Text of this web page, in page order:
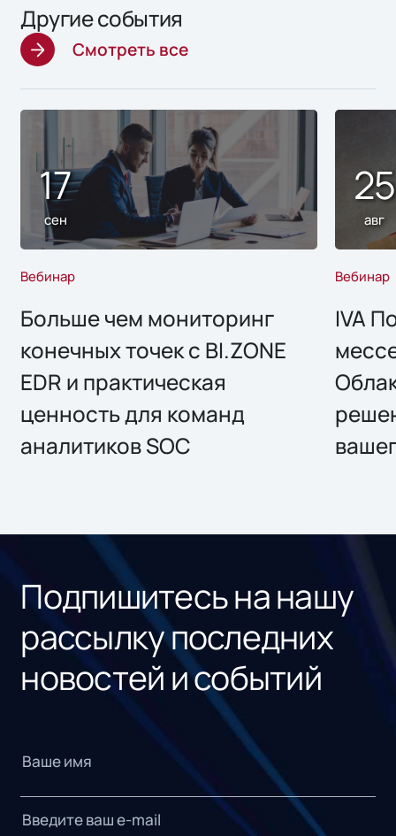
Другие события
Смотреть все
17
сен
Вебинар
Больше чем мониторинг
конечных точек с BI.ZONE
EDR и практическая
ценность для команд
аналитиков SOC
25
авг
Вебинар
IVA
Подпишитесь на нашу
рассылку последних
новостей и событий